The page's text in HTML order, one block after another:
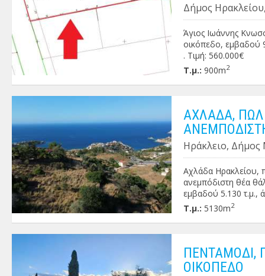
Δήμος
Άγιος Ιωάννης
οικόπεδο, εμβαδού
. Τιμή: 560.000€
Τ.μ.: 900m2
ΑΧΛΑΔΑ,
Ηράκλειο, Δήμος
Αχλάδα Ηρακλείου,
ανεμπόδιστη θέα
εμβαδού 5.130 τ.μ.,
εξοχική κατοικία
Τιμή: 240.000€
Τ.μ.: 5130m2
ΠΕΝΤΑΜΟΔΙ,
ΟΙΚΟΠΕΔΟ